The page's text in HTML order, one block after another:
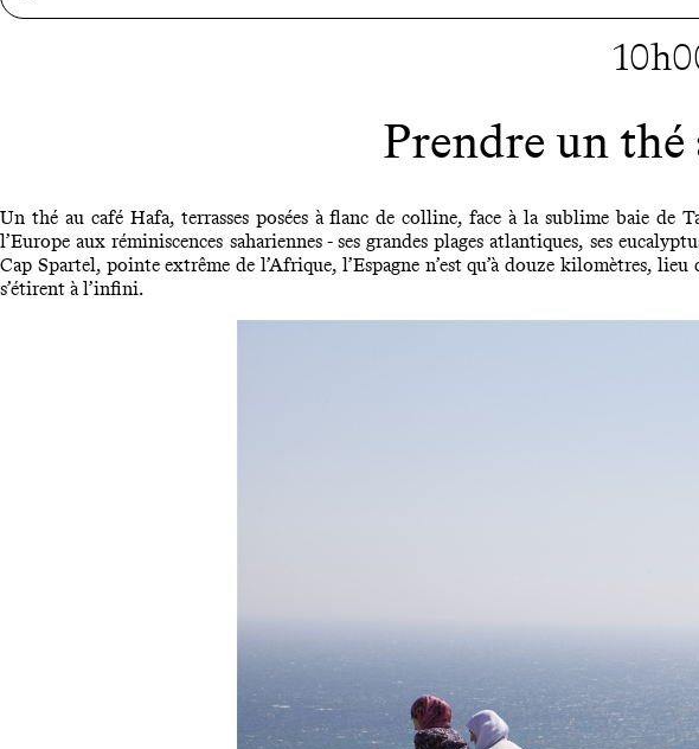
Prendre un thé
Un thé au café Hafa, terrasses posées à flanc de colline, face à la sublime baie de
l’Europe aux réminiscences sahariennes - ses grandes plages atlantiques, ses
Cap Spartel, pointe extrême de l’Afrique, l’Espagne n’est qu’à douze kilomètres,
s’étirent à l’infini.